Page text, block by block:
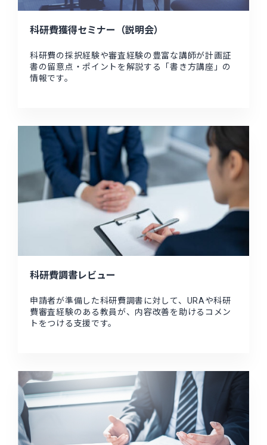
科研費獲得セミナー（説明会）
科研費の採択経験や審査経験の豊富な講師が計画証
書の留意点・ポイントを解説する「書き方講座」の
情報です。
科研費調書レビュー
申請者が準備した科研費調書に対して、URAや科研
費審査経験のある教員が、内容改善を助けるコメン
トをつける支援です。